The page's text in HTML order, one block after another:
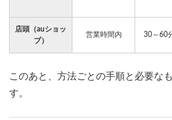
店頭（auショッ
プ）
営業時間内 30～60
このあと、方法ごとの手順と必要な
す。